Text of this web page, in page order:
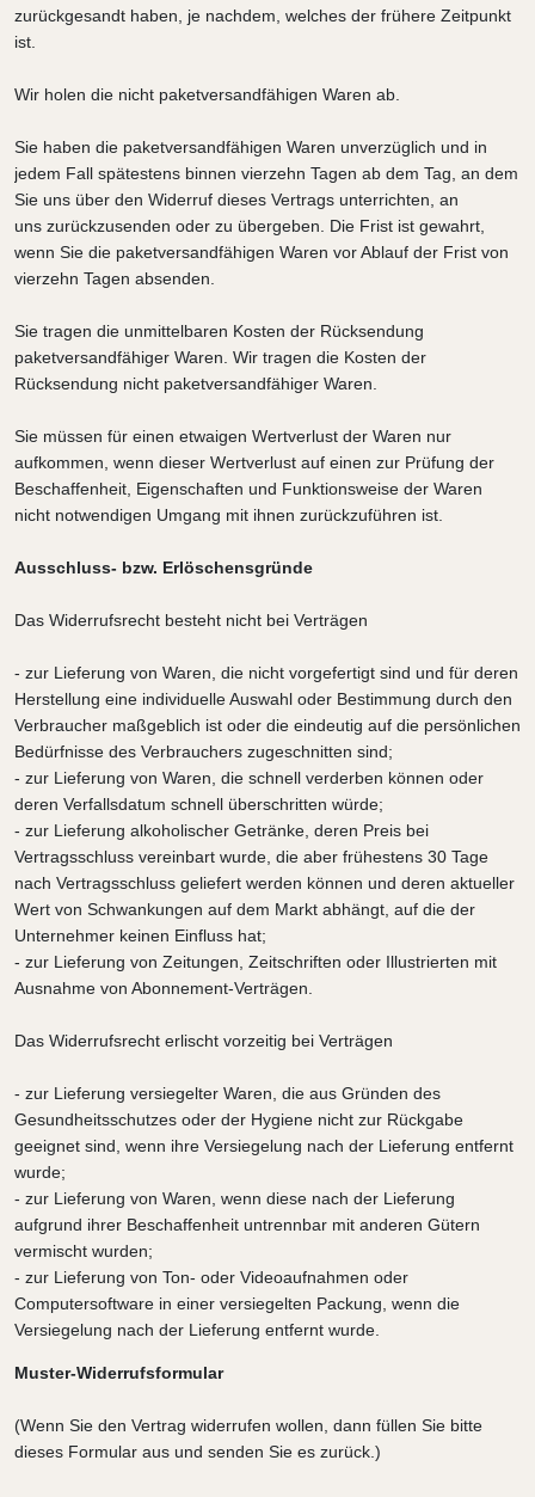
zurückgesandt haben, je nachdem, welches der frühere Zeitpunkt
ist.
Wir holen die nicht paketversandfähigen Waren ab.
Sie haben die paketversandfähigen Waren unverzüglich und in
jedem Fall spätestens binnen vierzehn Tagen ab dem Tag, an dem
Sie uns über den Widerruf dieses Vertrags unterrichten, an
uns zurückzusenden oder zu übergeben. Die Frist ist gewahrt,
wenn Sie die paketversandfähigen Waren vor Ablauf der Frist von
vierzehn Tagen absenden.
Sie tragen die unmittelbaren Kosten der Rücksendung
paketversandfähiger Waren. Wir tragen die Kosten der
Rücksendung nicht paketversandfähiger Waren.
Sie müssen für einen etwaigen Wertverlust der Waren nur
aufkommen, wenn dieser Wertverlust auf einen zur Prüfung der
Beschaffenheit, Eigenschaften und Funktionsweise der Waren
nicht notwendigen Umgang mit ihnen zurückzuführen ist.
Ausschluss- bzw. Erlöschensgründe
Das Widerrufsrecht besteht nicht bei Verträgen
- zur Lieferung von Waren, die nicht vorgefertigt sind und für deren
Herstellung eine individuelle Auswahl oder Bestimmung durch den
Verbraucher maßgeblich ist oder die eindeutig auf die persönlichen
Bedürfnisse des Verbrauchers zugeschnitten sind;
- zur Lieferung von Waren, die schnell verderben können oder
deren Verfallsdatum schnell überschritten würde;
- zur Lieferung alkoholischer Getränke, deren Preis bei
Vertragsschluss vereinbart wurde, die aber frühestens 30 Tage
nach Vertragsschluss geliefert werden können und deren aktueller
Wert von Schwankungen auf dem Markt abhängt, auf die der
Unternehmer keinen Einfluss hat;
- zur Lieferung von Zeitungen, Zeitschriften oder Illustrierten mit
Ausnahme von Abonnement-Verträgen.
Das Widerrufsrecht erlischt vorzeitig bei Verträgen
- zur Lieferung versiegelter Waren, die aus Gründen des
Gesundheitsschutzes oder der Hygiene nicht zur Rückgabe
geeignet sind, wenn ihre Versiegelung nach der Lieferung entfernt
wurde;
- zur Lieferung von Waren, wenn diese nach der Lieferung
aufgrund ihrer Beschaffenheit untrennbar mit anderen Gütern
vermischt wurden;
- zur Lieferung von Ton- oder Videoaufnahmen oder
Computersoftware in einer versiegelten Packung, wenn die
Versiegelung nach der Lieferung entfernt wurde.
Muster-Widerrufsformular
(Wenn Sie den Vertrag widerrufen wollen, dann füllen Sie bitte
dieses Formular aus und senden Sie es zurück.)